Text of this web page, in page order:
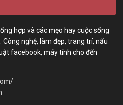
hợp và các mẹo hay cuộc sống
nghệ, làm đẹp, trang trí, nấu
facebook, máy tính cho đến